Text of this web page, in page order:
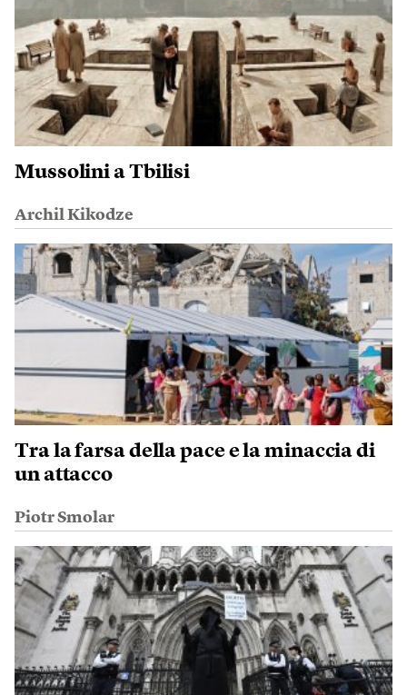
Mussolini a Tbilisi
Archil Kikodze
Tra la farsa della pace e la minaccia di
un attacco
Piotr Smolar